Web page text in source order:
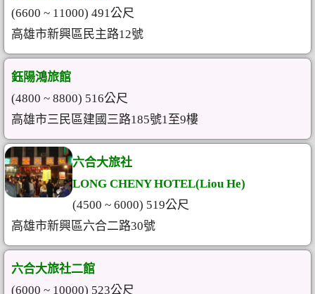
(6600 ~ 11000) 491公尺
高雄市新興區民主路12號
鈺陽鴻旅館
(4800 ~ 8800) 516公尺
高雄市三民區建國三路185號1至9樓
六合大旅社
LONG CHENY HOTEL(Liou He)
(4500 ~ 6000) 519公尺
高雄市新興區六合二路30號
六合大旅社二館
(6000 ~ 10000) 523公尺